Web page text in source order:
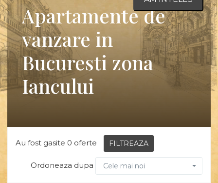
Apartamente de
vanzare in
Bucuresti zona
Iancului
Au fost gasite 0 oferte FILTREAZA
Ordoneaza dupa Cele mai noi